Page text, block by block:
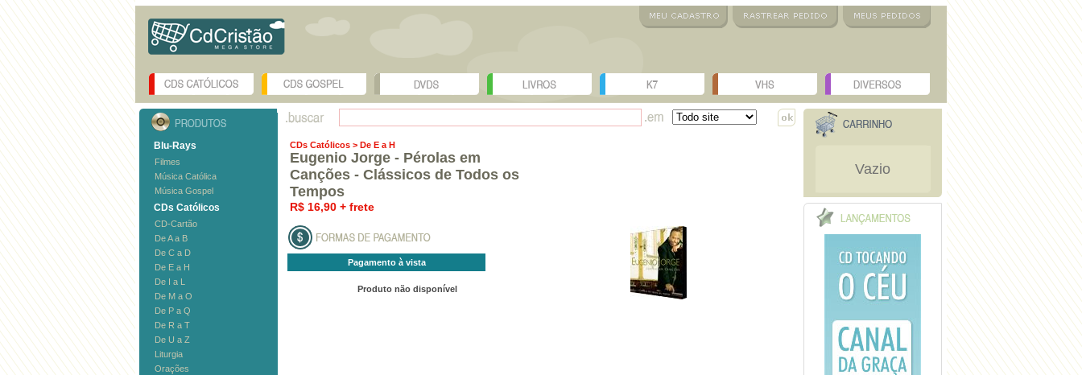
Blu-Rays
Filmes
Música Católica
Música Gospel
CDs Católicos
CD-Cartão
De A a B
De C a D
De E a H
De I a L
De M a O
De P a Q
De R a T
De U a Z
Liturgia
Orações
CDs Católicos > De E a H
Eugenio Jorge - Pérolas em
Canções - Clássicos de Todos os
Tempos
R$ 16,90 + frete
Pagamento à vista
Produto não disponível
Vazio